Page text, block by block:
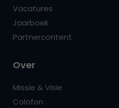
Vacatures
Jaarboek
Partnercontent
Over
Missie & Visie
Colofon